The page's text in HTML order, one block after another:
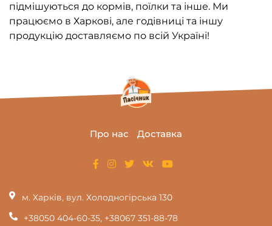
підмішуються до кормів, поїлки та інше. Ми
працюємо в Харкові, але годівниці та іншу
продукцію доставляємо по всій Україні!
Про нас Доставка
м. Харків, вул. Холодногірська 130
+38050 404-60-35, +38067 351-88-78